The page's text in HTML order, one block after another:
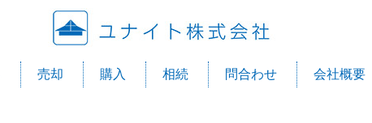
売却 購入 相続 問合わせ 会社概要